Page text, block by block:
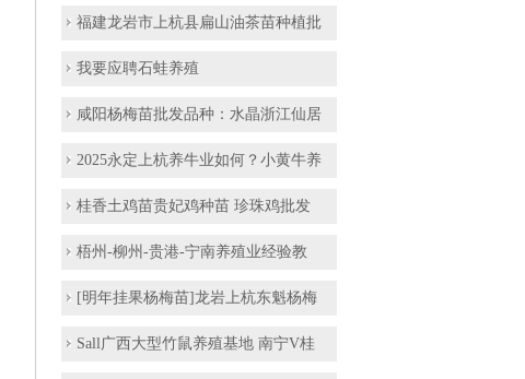
福建龙岩市上杭县扁山油茶苗种植批
我要应聘石蛙养殖
咸阳杨梅苗批发品种：水晶浙江仙居
2025永定上杭养牛业如何？小黄牛养
桂香土鸡苗贵妃鸡种苗 珍珠鸡批发
梧州-柳州-贵港-宁南养殖业经验教
[明年挂果杨梅苗]龙岩上杭东魁杨梅
Sall广西大型竹鼠养殖基地 南宁V桂